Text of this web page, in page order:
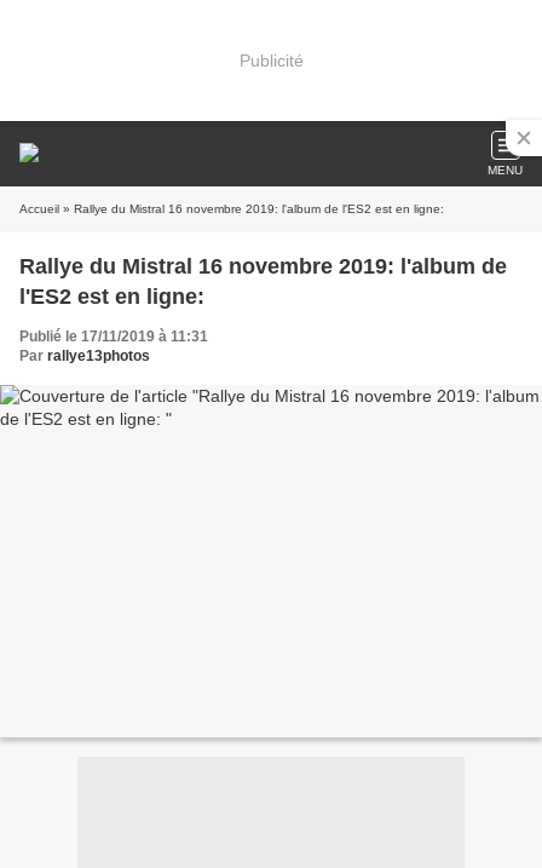
Publicité
MENU
Accueil » Rallye du Mistral 16 novembre 2019: l'album de l'ES2 est en ligne:
Rallye du Mistral 16 novembre 2019: l'album de
l'ES2 est en ligne:
Publié le 17/11/2019 à 11:31
Par rallye13photos